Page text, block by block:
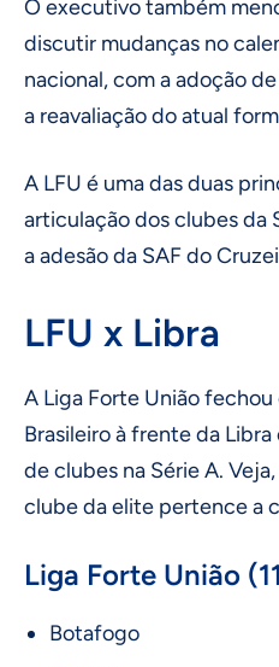
O executivo também
discutir mudanças no
nacional, com a adoção
a reavaliação do atual
A LFU é uma das duas
articulação dos clubes da
a adesão da SAF do
LFU x Libra
A Liga Forte União
Brasileiro à frente da
de clubes na Série A.
clube da elite pertence a
Liga Forte União
Botafogo